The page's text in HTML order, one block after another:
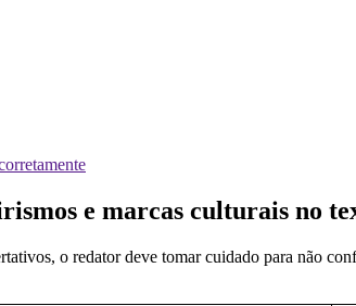
e marcas culturais no
o redator deve tomar cuidado para não